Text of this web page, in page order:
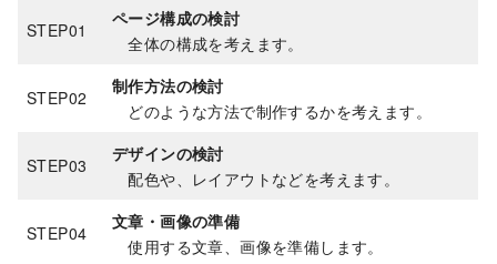
STEP01
ページ構成の検討
全体の構成を考えます。
STEP02
制作方法の検討
どのような方法で制作するかを考えます。
STEP03
デザインの検討
配色や、レイアウトなどを考えます。
STEP04
文章・画像の準備
使用する文章、画像を準備します。